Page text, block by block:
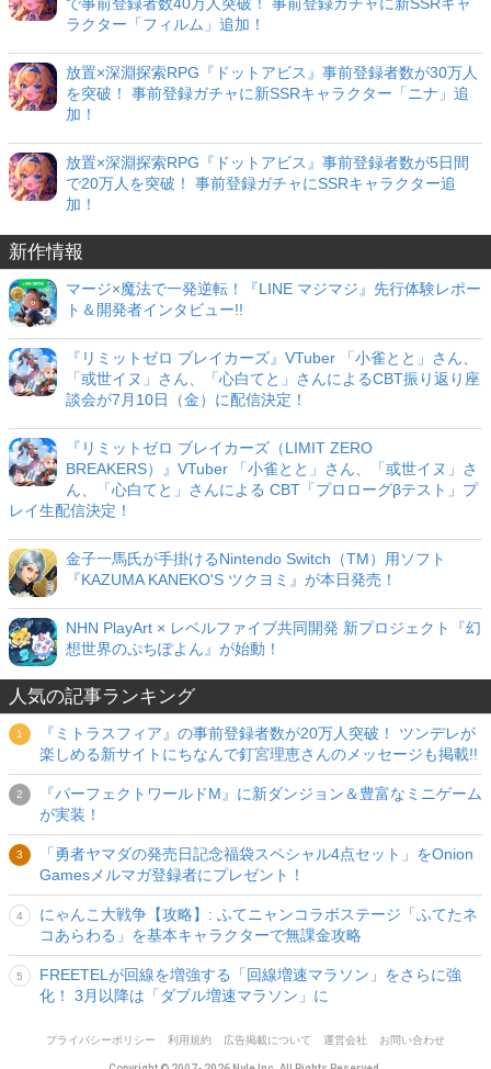
ラクター「フィルム」追加！
放置×深淵探索RPG『ドットアビス』事前登録者数が30万人
を突破！ 事前登録ガチャに新SSRキャラクター「ニナ」追
加！
放置×深淵探索RPG『ドットアビス』事前登録者数が5日間
で20万人を突破！ 事前登録ガチャにSSRキャラクター追
加！
新作情報
マージ×魔法で一発逆転！『LINE マジマジ』先行体験レポー
ト＆開発者インタビュー!!
『リミットゼロ ブレイカーズ』VTuber 「小雀とと」さん、
「或世イヌ」さん、「心白てと」さんによるCBT振り返り座
談会が7月10日（金）に配信決定！
『リミットゼロ ブレイカーズ（LIMIT ZERO
BREAKERS）』VTuber 「小雀とと」さん、「或世イヌ」さ
ん、「心白てと」さんによる CBT「プロローグβテスト」プ
レイ生配信決定！
金子一馬氏が手掛けるNintendo Switch（TM）用ソフト
『KAZUMA KANEKO'S ツクヨミ』が本日発売！
NHN PlayArt × レベルファイブ共同開発 新プロジェクト『幻
想世界のぷちぽよん』が始動！
人気の記事ランキング
『ミトラスフィア』の事前登録者数が20万人突破！ ツンデレが
楽しめる新サイトにちなんで釘宮理恵さんのメッセージも掲載!!
『パーフェクトワールドM』に新ダンジョン＆豊富なミニゲーム
が実装！
「勇者ヤマダの発売日記念福袋スペシャル4点セット」をOnion
Gamesメルマガ登録者にプレゼント！
にゃんこ大戦争【攻略】: ふてニャンコラボステージ「ふてたネ
コあらわる」を基本キャラクターで無課金攻略
FREETELが回線を増強する「回線増速マラソン」をさらに強
化！ 3月以降は「ダブル増速マラソン」に
プライバシーポリシー 利用規約 広告掲載について 運営会社 お問い合わせ